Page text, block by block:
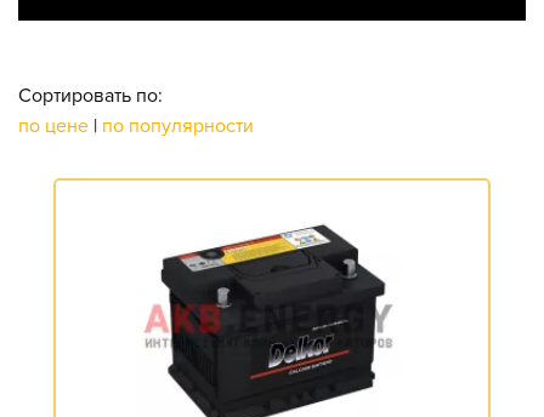
Сортировать по:
по цене | по популярности